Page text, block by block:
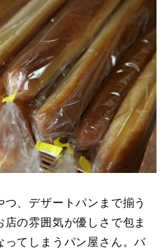
、デザートパンまで揃う
の雰囲気が優しさで包ま
ってしまうパン屋さん。バ